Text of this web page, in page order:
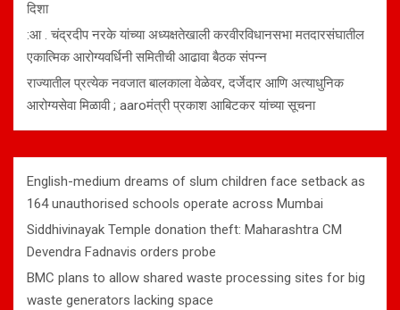
दिशा
:आ . चंद्रदीप नरके यांच्या अध्यक्षतेखाली करवीरविधानसभा मतदारसंघातील
एकात्मिक आरोग्यवर्धिनी समितीची आढावा बैठक संपन्न
राज्यातील प्रत्येक नवजात बालकाला वेळेवर, दर्जेदार आणि अत्याधुनिक
आरोग्यसेवा मिळावी ; aaroमंत्री प्रकाश आबिटकर यांच्या सूचना
English-medium dreams of slum children face setback as
164 unauthorised schools operate across Mumbai
Siddhivinayak Temple donation theft: Maharashtra CM
Devendra Fadnavis orders probe
BMC plans to allow shared waste processing sites for big
waste generators lacking space